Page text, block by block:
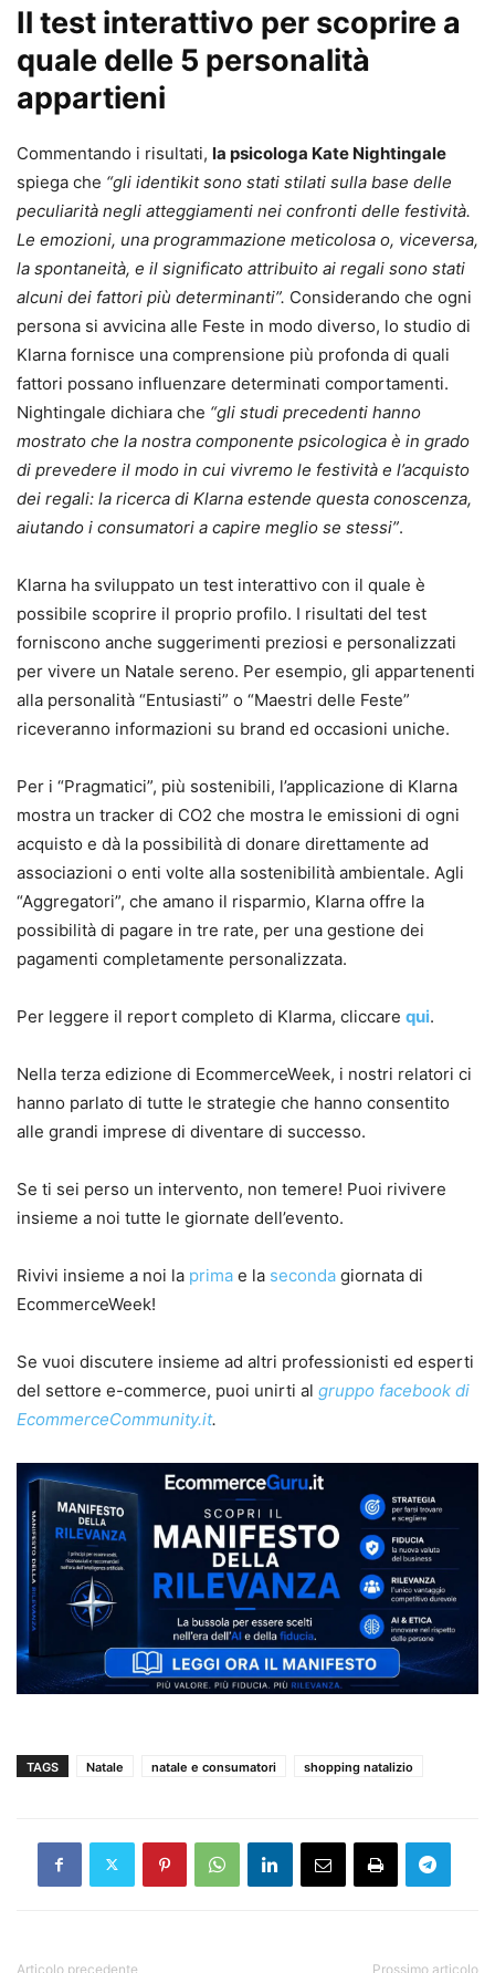
Il test interattivo per scoprire a
quale delle 5 personalità
appartieni
Commentando i risultati, la psicologa Kate Nightingale
spiega che “gli identikit sono stati stilati sulla base delle
peculiarità negli atteggiamenti nei confronti delle festività.
Le emozioni, una programmazione meticolosa o, viceversa,
la spontaneità, e il significato attribuito ai regali sono stati
alcuni dei fattori più determinanti”. Considerando che ogni
persona si avvicina alle Feste in modo diverso, lo studio di
Klarna fornisce una comprensione più profonda di quali
fattori possano influenzare determinati comportamenti.
Nightingale dichiara che “gli studi precedenti hanno
mostrato che la nostra componente psicologica è in grado
di prevedere il modo in cui vivremo le festività e l’acquisto
dei regali: la ricerca di Klarna estende questa conoscenza,
aiutando i consumatori a capire meglio se stessi”.
Klarna ha sviluppato un test interattivo con il quale è
possibile scoprire il proprio profilo. I risultati del test
forniscono anche suggerimenti preziosi e personalizzati
per vivere un Natale sereno. Per esempio, gli appartenenti
alla personalità “Entusiasti” o “Maestri delle Feste”
riceveranno informazioni su brand ed occasioni uniche.
Per i “Pragmatici”, più sostenibili, l’applicazione di Klarna
mostra un tracker di CO2 che mostra le emissioni di ogni
acquisto e dà la possibilità di donare direttamente ad
associazioni o enti volte alla sostenibilità ambientale. Agli
“Aggregatori”, che amano il risparmio, Klarna offre la
possibilità di pagare in tre rate, per una gestione dei
pagamenti completamente personalizzata.
Per leggere il report completo di Klarma, cliccare qui.
Nella terza edizione di EcommerceWeek, i nostri relatori ci
hanno parlato di tutte le strategie che hanno consentito
alle grandi imprese di diventare di successo.
Se ti sei perso un intervento, non temere! Puoi rivivere
insieme a noi tutte le giornate dell’evento.
Rivivi insieme a noi la prima e la seconda giornata di
EcommerceWeek!
Se vuoi discutere insieme ad altri professionisti ed esperti
del settore e-commerce, puoi unirti al gruppo facebook di
EcommerceCommunity.it.
TAGS Natale natale e consumatori shopping natalizio
Articolo precedente Prossimo articolo